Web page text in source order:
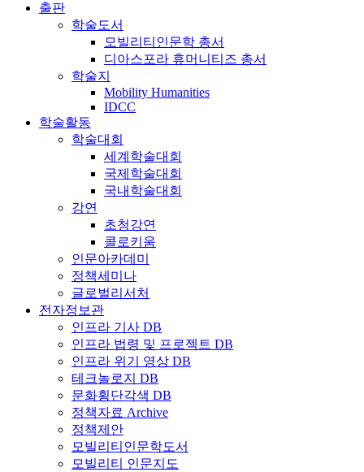
출판
학술도서
모빌리티인문학 총서
디아스포라 휴머니티즈 총서
학술지
Mobility Humanities
IDCC
학술활동
학술대회
세계학술대회
국제학술대회
국내학술대회
강연
초청강연
콜로키움
인문아카데미
정책세미나
글로벌리서처
전자정보관
인프라 기사 DB
인프라 법령 및 프로젝트 DB
인프라 위기 영상 DB
테크놀로지 DB
문화횡단각색 DB
정책자료 Archive
정책제안
모빌리티인문학도서
모빌리티 인문지도